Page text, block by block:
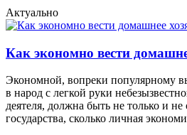
Актуально
Как экономно вести
Экономной, вопреки популярному
в народ с легкой руки
деятеля, должна быть не только и не
государства, сколько личная